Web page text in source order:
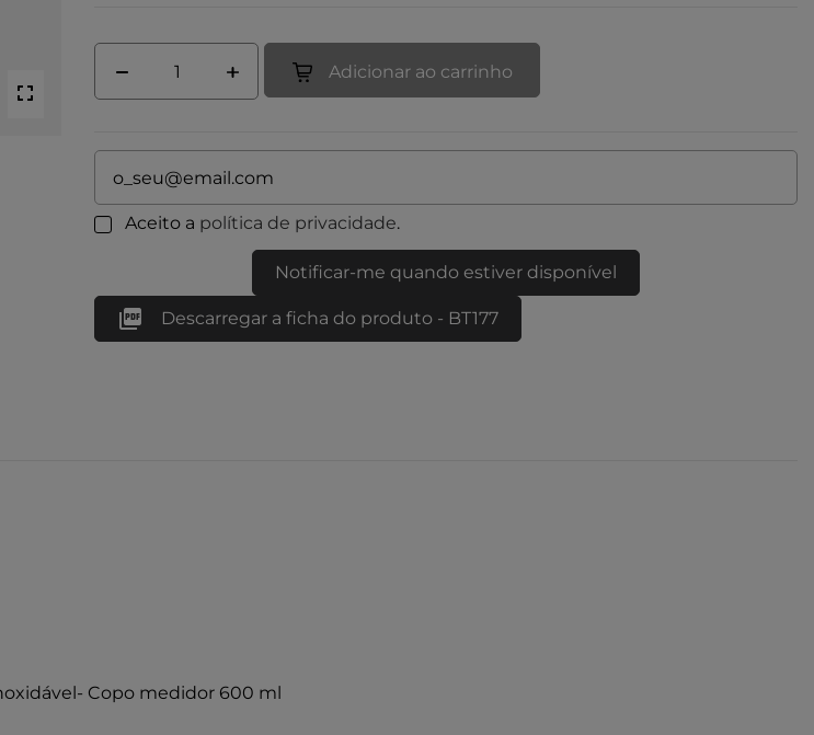
Adicionar ao carrinho
Aceito a política de privacidade.
Notificar-me quando estiver disponível
 Descarregar a ficha do produto - BT177
Copo medidor 600 ml